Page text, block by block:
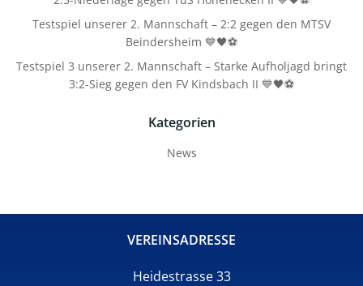
Testspiel unserer 2. Mannschaft – 2:2 gegen den MTSV
Beindersheim 💙🖤⚽
Testspiel 3 unserer 2. Mannschaft – Starke Aufholjagd bringt
3:2-Sieg gegen den FV Kindsbach II 💙🖤⚽
Kategorien
News
VEREINSADRESSE
Heidestrasse 33